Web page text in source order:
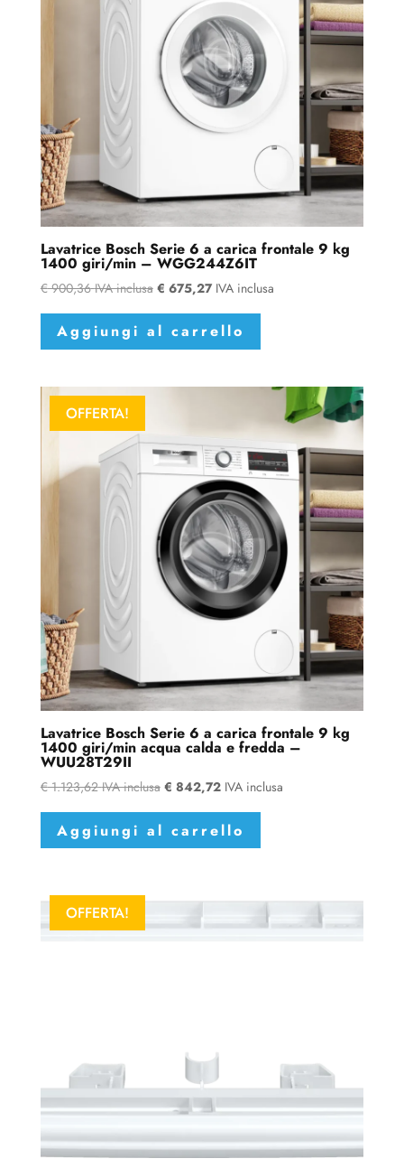
Lavatrice Bosch Serie 6 a carica frontale 9 kg
1400 giri/min – WGG244Z6IT
€900,36 IVA inclusa € 675,27 IVA inclusa
Aggiungi al carrello
OFFERTA!
Lavatrice Bosch Serie 6 a carica frontale 9 kg
1400 giri/min acqua calda e fredda –
WUU28T29II
€1.123,62 IVA inclusa € 842,72 IVA inclusa
Aggiungi al carrello
OFFERTA!